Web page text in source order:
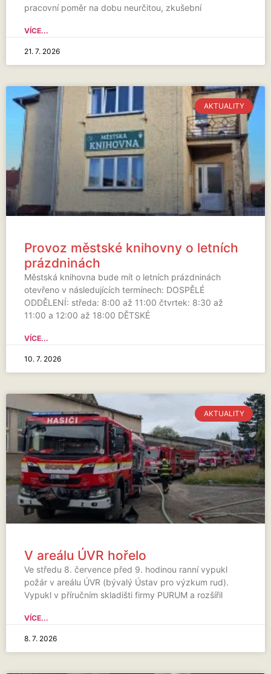
pracovní poměr na dobu neurčitou, zkušební
VÍCE...
21. 7. 2026
AKTUALITY
Provoz městské knihovny o letních
prázdninách
Městská knihovna bude mít o letních prázdninách
otevřeno v následujících termínech: DOSPĚLÉ
ODDĚLENÍ: středa: 8:00 až 11:00 čtvrtek: 8:30 až
11:00 a 12:00 až 18:00 DĚTSKÉ
VÍCE...
10. 7. 2026
AKTUALITY
V areálu ÚVR hořelo
Ve středu 8. července před 9. hodinou ranní vypukl
požár v areálu ÚVR (bývalý Ústav pro výzkum rud).
Vypukl v příručním skladišti firmy PURUM a rozšířil
VÍCE...
8. 7. 2026